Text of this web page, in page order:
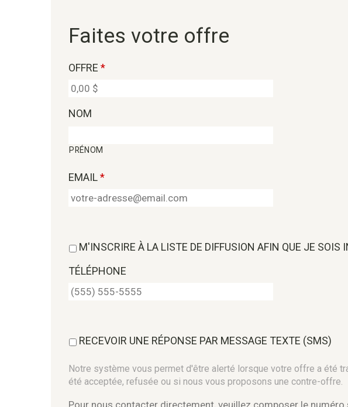
Faites votre offre
OFFRE *
NOM
PRÉNOM
EMAIL*
M'INSCRIRE À LA LISTE DE DIFFUSION AFIN QUE JE
TÉLÉPHONE
RECEVOIR UNE RÉPONSE PAR MESSAGE TEXTE (SMS)
Notre système vous permet d'être alerté lorsque votre offre a été
été acceptée, refusée ou si nous vous proposons une contre-offre.
Pour nous contacter directement, veuillez composer le